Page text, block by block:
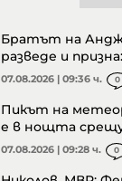
Братът на
разведе и
07.08.2026 | 09:36 ч. 0
Пикът на
е в нощта срещу
07.08.2026 | 09:28 ч. 0